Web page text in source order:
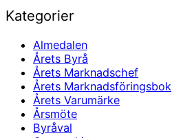
Kategorier
Almedalen
Årets Byrå
Årets Marknadschef
Årets Marknadsföringsbok
Årets Varumärke
Årsmöte
Byråval